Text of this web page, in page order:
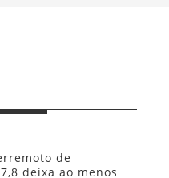
de
deixa ao menos